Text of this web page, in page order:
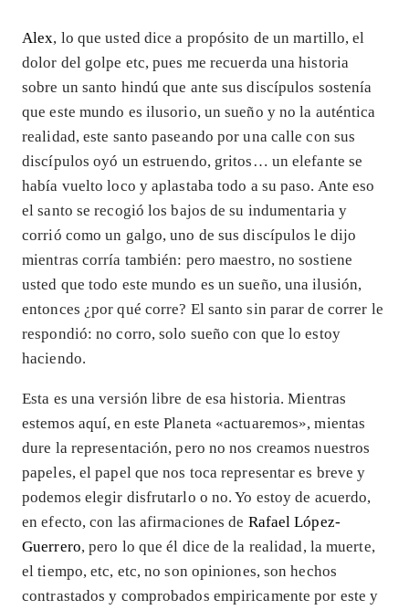
Alex, lo que usted dice a propósito de un martillo, el
dolor del golpe etc, pues me recuerda una historia
sobre un santo hindú que ante sus discípulos sostenía
que este mundo es ilusorio, un sueño y no la auténtica
realidad, este santo paseando por una calle con sus
discípulos oyó un estruendo, gritos… un elefante se
había vuelto loco y aplastaba todo a su paso. Ante eso
el santo se recogió los bajos de su indumentaria y
corrió como un galgo, uno de sus discípulos le dijo
mientras corría también: pero maestro, no sostiene
usted que todo este mundo es un sueño, una ilusión,
entonces ¿por qué corre? El santo sin parar de correr le
respondió: no corro, solo sueño con que lo estoy
haciendo.
Esta es una versión libre de esa historia. Mientras
estemos aquí, en este Planeta «actuaremos», mientas
dure la representación, pero no nos creamos nuestros
papeles, el papel que nos toca representar es breve y
podemos elegir disfrutarlo o no. Yo estoy de acuerdo,
en efecto, con las afirmaciones de Rafael López-
Guerrero, pero lo que él dice de la realidad, la muerte,
el tiempo, etc, etc, no son opiniones, son hechos
contrastados y comprobados empiricamente por este y